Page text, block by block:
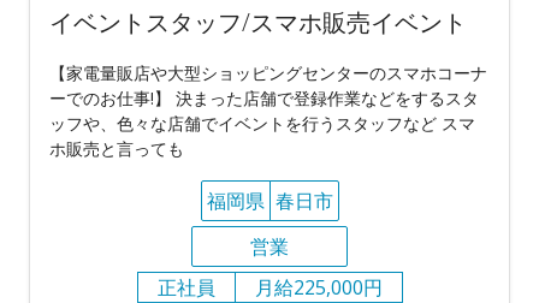
イベントスタッフ/スマホ販売イベント
【家電量販店や大型ショッピングセンターのスマホコーナ
ーでのお仕事!】 決まった店舗で登録作業などをするスタ
ッフや、色々な店舗でイベントを行うスタッフなど スマ
ホ販売と言っても
福岡県 春日市
営業
正社員
月給225,000円